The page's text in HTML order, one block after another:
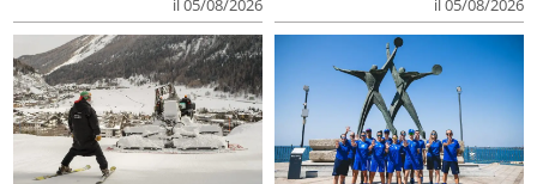
il 05/08/2026
il 05/08/2026